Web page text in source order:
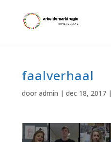
faalverhaal
door admin | dec 18, 2017|